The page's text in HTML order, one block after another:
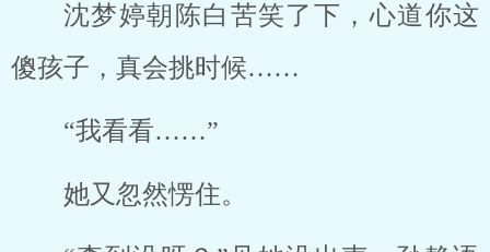
沈梦婷朝陈白苦笑了下，心道你这
傻孩子，真会挑时候……
“我看看……”
她又忽然愣住。